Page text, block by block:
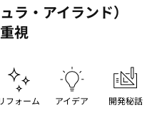
フォーム アイデア 開発秘話
ラ・アイランド）
視
ドはインテリアの雰囲気
ンには、片側が壁に接す